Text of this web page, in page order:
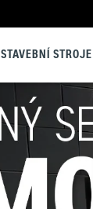
STAVEBNÍ